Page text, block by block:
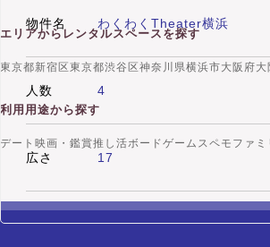
物件名 わくわくTheater横浜
人数 4
広さ 17
エリアからレンタルスペースを探す
東京都新宿区東京都渋谷区神奈川県横浜市大阪府大
利用用途から探す
デート 映画・鑑賞推し活ボードゲーム スペモファミ